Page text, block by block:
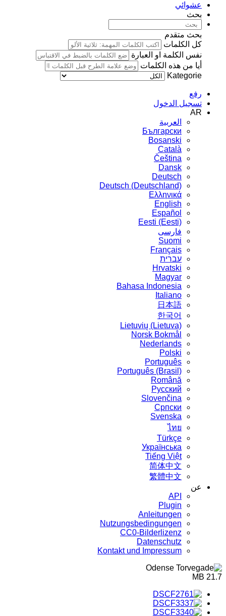
عشوائي
بحث
بحث متقدم
كل الكلمات
نفس الكلمة او العبارة
أيا من هذه الكلمات
Kategorie
رفع
تسجيل الدخول
AR
العربية
Български
Bosanski
Сatalà
Čeština
Dansk
Deutsch
Deutsch (Deutschland)
Ελληνικά
English
Español
Eesti (Eesti)
فارسی
Suomi
Français
עברית
Hrvatski
Magyar
Bahasa Indonesia
Italiano
日本語
한국어
Lietuvių (Lietuva)
‪Norsk Bokmål‬
Nederlands
Polski
Português
Português (Brasil)
Română
Русский
Slovenčina
Српски
Svenska
ไทย
Türkçe
Українська
Tiếng Việt
简体中文
繁體中文
عن
API
Plugin
Anleitungen
Nutzungsbedingungen
CC0-Bilderlizenz
Datenschutz
Kontakt und Impressum
21.7 MB